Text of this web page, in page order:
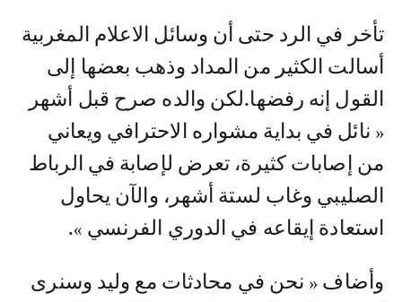
تأخر في الرد حتى أن وسائل الاعلام المغربية
أسالت الكثير من المداد وذهب بعضها إلى
القول إنه رفضها.لكن والده صرح قبل أشهر
« نائل في بداية مشواره الاحترافي ويعاني
من إصابات كثيرة، تعرض لإصابة في الرباط
الصليبي وغاب لستة أشهر، والآن يحاول
استعادة إيقاعه في الدوري الفرنسي ».
وأضاف « نحن في محادثات مع وليد وسنرى